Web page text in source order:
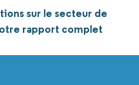
sur le secteur de
rapport complet